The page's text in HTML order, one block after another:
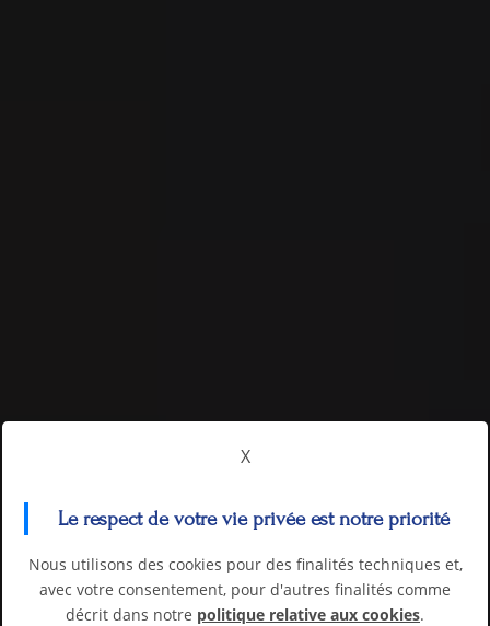
X
Le respect de votre vie privée est notre priorité
Nous utilisons des cookies pour des finalités techniques et,
avec votre consentement, pour d'autres finalités comme
décrit dans notre politique relative aux cookies.